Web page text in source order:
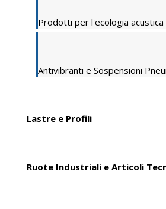
Prodotti per l'ecologia acustica
Antivibranti e Sospensioni
Lastre e Profili
Ruote Industriali e Articoli